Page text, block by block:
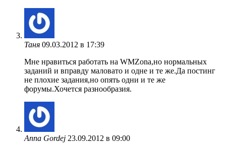
Таня 09.03.2012 в 17:39
Мне нравиться работать на WMZona,но нормальных
заданий и вправду маловато и одне и те же.Да постинг
не плохие задания,но опять одни и те же
форумы.Хочется разнообразия.
Anna Gordej 23.09.2012 в 09:00